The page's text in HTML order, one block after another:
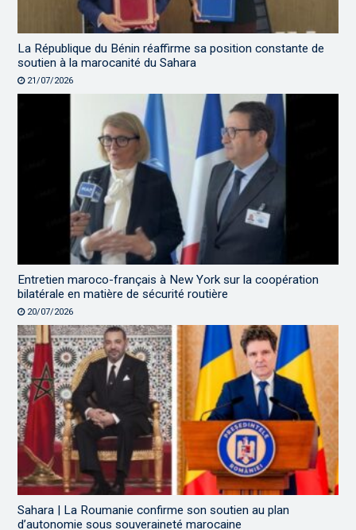
La République du Bénin réaffirme sa position constante de
soutien à la marocanité du Sahara
21/07/2026
Entretien maroco-français à New York sur la coopération
bilatérale en matière de sécurité routière
20/07/2026
Sahara | La Roumanie confirme son soutien au plan
d’autonomie sous souveraineté marocaine